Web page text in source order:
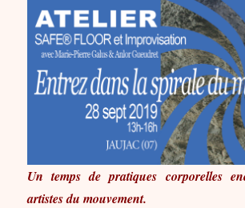
Un temps de pratiques corporelles
artistes du mouvement.